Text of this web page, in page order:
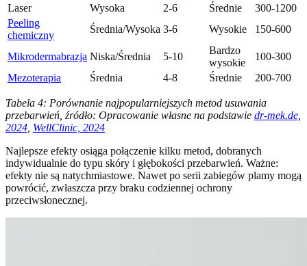
Laser
Wysoka 2-6 Średnie
300-1200
Peeling
chemiczny
Średnia/Wysoka 3-6 Wysokie 150-600
Mikrodermabrazja Niska/Średnia 5-10
Bardzo
wysokie
100-300
Mezoterapia
Średnia 4-8 Średnie 200-700
Tabela 4: Porównanie najpopularniejszych metod usuwania
przebarwień, źródło: Opracowanie własne na podstawie dr-mek.de,
2024 WellClinic, 2024
Najlepsze efekty osiąga połączenie kilku metod, dobranych
indywidualnie do typu skóry i głębokości przebarwień. Ważne:
efekty nie są natychmiastowe. Nawet po serii zabiegów plamy mogą
powrócić, zwłaszcza przy braku codziennej ochrony
przeciwsłonecznej.